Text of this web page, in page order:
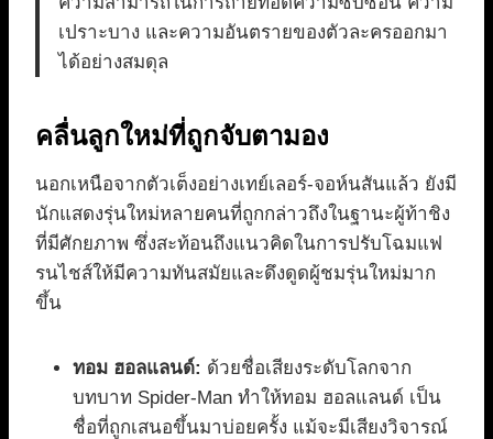
เปราะบาง และความอันตรายของตัวละครออกมา
ได้อย่างสมดุล
คลื่นลูกใหม่ที่ถูกจับตามอง
นอกเหนือจากตัวเต็งอย่างเทย์เลอร์-จอห์นสันแล้ว ยังมี
นักแสดงรุ่นใหม่หลายคนที่ถูกกล่าวถึงในฐานะผู้ท้าชิง
ที่มีศักยภาพ ซึ่งสะท้อนถึงแนวคิดในการปรับโฉมแฟ
รนไชส์ให้มีความทันสมัยและดึงดูดผู้ชมรุ่นใหม่มาก
ขึ้น
ทอม ฮอลแลนด์: ด้วยชื่อเสียงระดับโลกจาก
บทบาท Spider-Man ทำให้ทอม ฮอลแลนด์ เป็น
ชื่อที่ถูกเสนอขึ้นมาบ่อยครั้ง แม้จะมีเสียงวิจารณ์